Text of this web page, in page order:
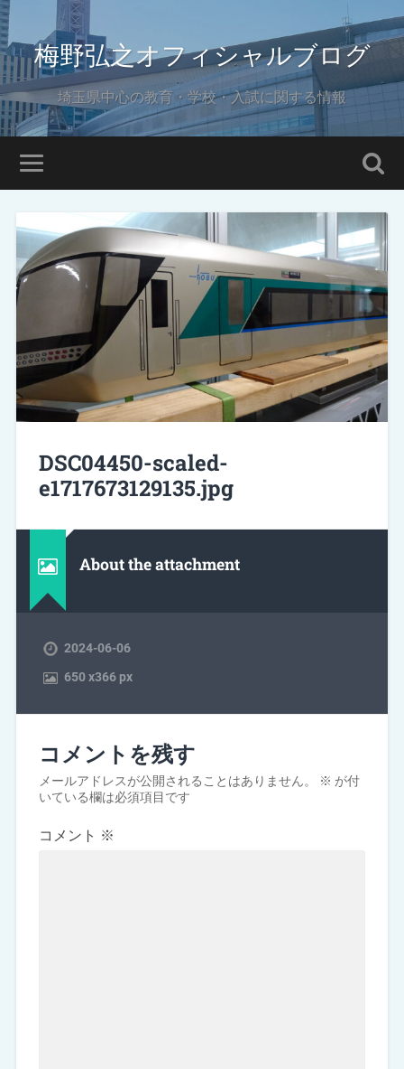
梅野弘之オフィシャルブログ
埼玉県中心の教育・学校・入試に関する情報
DSC04450-scaled-
e1717673129135.jpg
About the attachment
2024-06-06
650x366 px
コメントを残す
メールアドレスが公開されることはありません。 ※ が付
いている欄は必須項目です
コメント ※